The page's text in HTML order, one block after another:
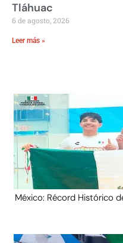
Tláhuac
6 de agosto, 2026
Leer más »
México: Récord Histórico